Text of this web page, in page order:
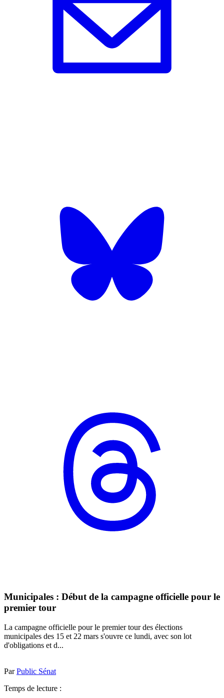
Municipales : Début de la campagne officielle pour le
premier tour
La campagne officielle pour le premier tour des élections
municipales des 15 et 22 mars s'ouvre ce lundi, avec son lot
d'obligations et d...
ParPublic Sénat
Temps de lecture :